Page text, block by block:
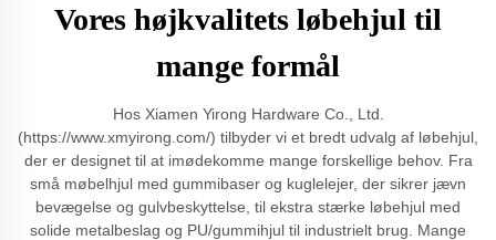
Vores højkvalitets løbehjul til
mange formål
Hos Xiamen Yirong Hardware Co., Ltd.
(https://www.xmyirong.com/) tilbyder vi et bredt udvalg af løbehjul,
der er designet til at imødekomme mange forskellige behov. Fra
små møbelhjul med gummibaser og kuglelejer, der sikrer jævn
bevægelse og gulvbeskyttelse, til ekstra stærke løbehjul med
solide metalbeslag og PU/gummihjul til industrielt brug. Mange